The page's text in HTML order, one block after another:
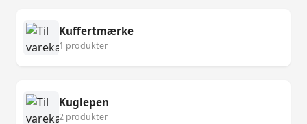
Kuffertmærke
1 produkter
Kuglepen
2 produkter